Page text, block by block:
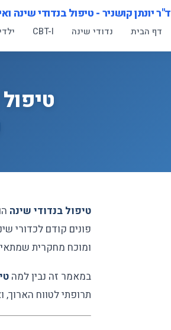
ד"ר יונתן קושניר - טיפול בנדודי שינה
דף הבית נדודי שינה CBT-I
טיפול בנדודי שינה
פונים קודם לכדורי
ומוכח מחקרית
במאמר זה נבין למה
תרופתי לטווח הארוך,